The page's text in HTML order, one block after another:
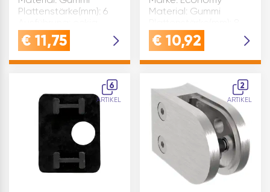
Plattenstärke(mm): 6
Marke: Economy
Inhaltsangabe (PAA): 1
€ 11,75
Material: Gummi
Ausführung: rund
Inhaltsangabe (PAA):
€ 10,92
6
ARTIKEL
2
ARTIKEL